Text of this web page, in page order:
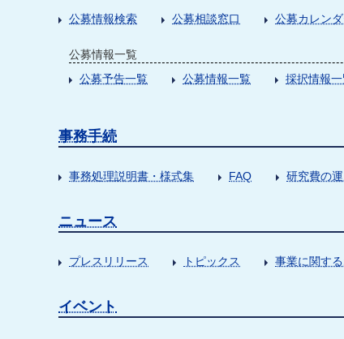
公募情報検索 公募相談窓口 公募カレン
公募情報一覧
公募予告一覧
公募情報一覧 採択情報
事務手続
事務処理説明書・様式集 FAQ 研究費の運
ニュース
プレスリリース トピックス 事業に関す
イベント